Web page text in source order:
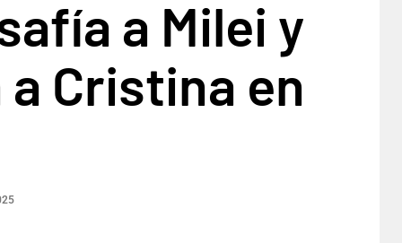
a Milei y
Cristina en